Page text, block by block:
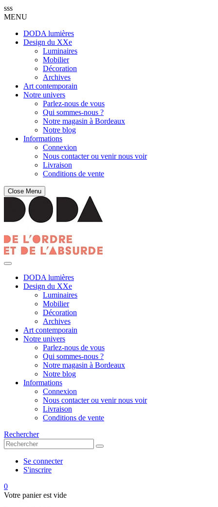
sss
MENU
DODA lumières
Design du XXe
Luminaires
Mobilier
Décoration
Archives
Art contemporain
Notre univers
Parlez-nous de vous
Qui sommes-nous ?
Notre magasin à Bordeaux
Notre blog
Informations
Connexion
Nous contacter ou venir nous voir
Livraison
Conditions de vente
Close Menu
DODA lumières
Design du XXe
Luminaires
Mobilier
Décoration
Archives
Art contemporain
Notre univers
Parlez-nous de vous
Qui sommes-nous ?
Notre magasin à Bordeaux
Notre blog
Informations
Connexion
Nous contacter ou venir nous voir
Livraison
Conditions de vente
Rechercher
Se connecter
S'inscrire
0
Votre panier est vide